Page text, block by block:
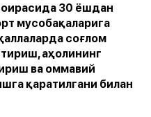
30 ёшдан
мусобақаларига
соғлом
аҳолининг
ва оммавий
қаратилгани билан